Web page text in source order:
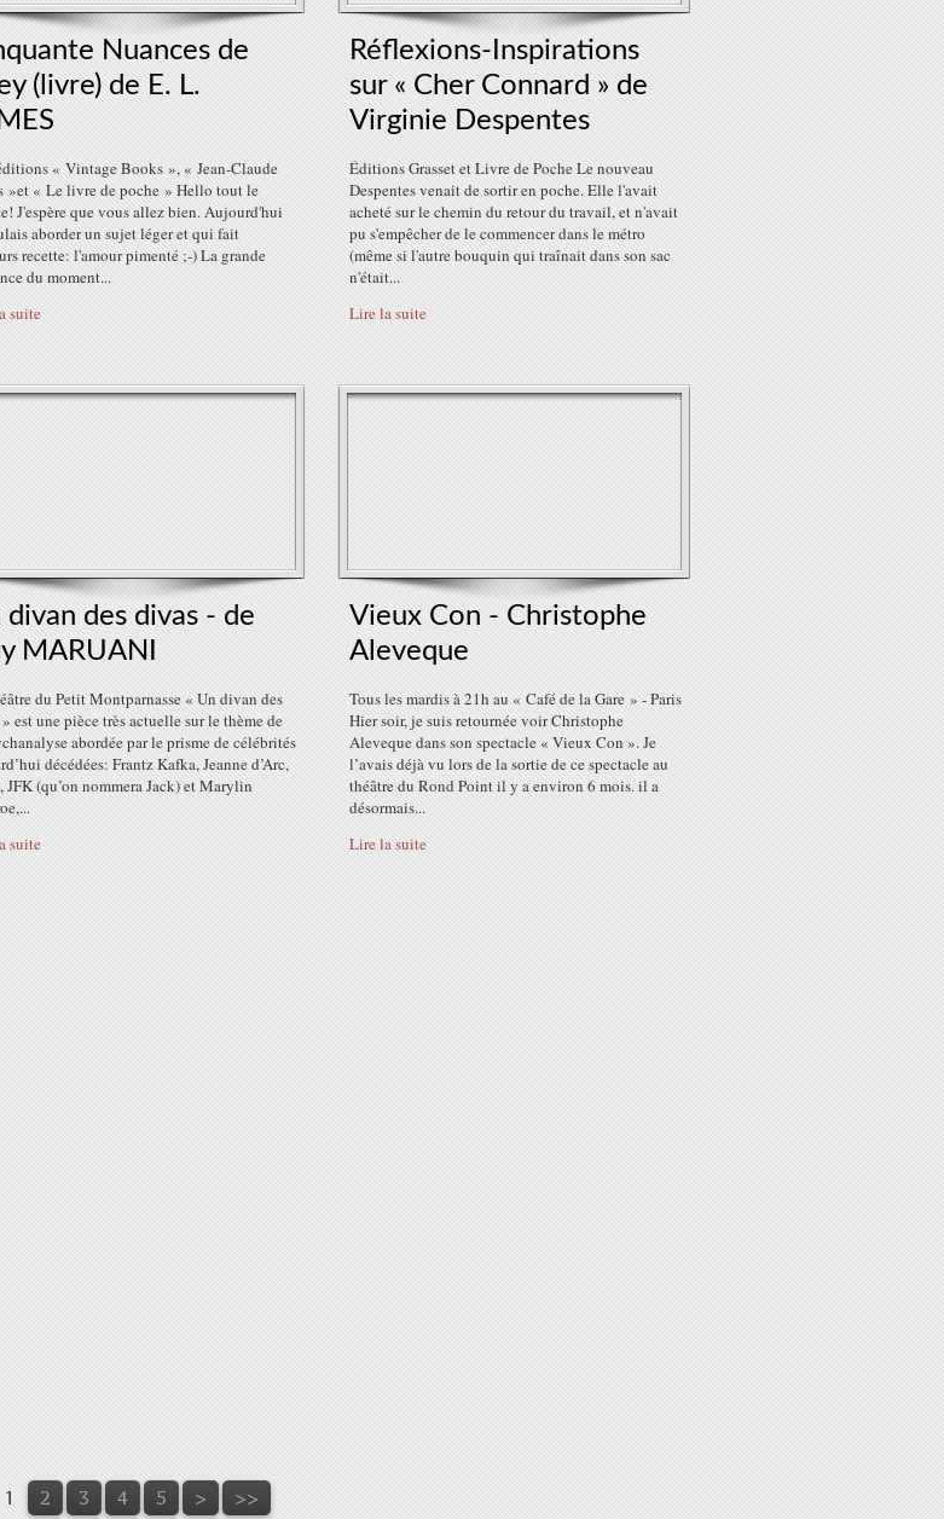
Nuances de
(livre) de E. L.
« Vintage Books », « Jean-Claude
»et « Le livre de poche » Hello tout le
J'espère que vous allez bien. Aujourd'hui
aborder un sujet léger et qui fait
recette: l'amour pimenté ;-) La grande
du moment...
suite
Réflexions-Inspirations
sur « Cher Connard » de
Virginie Despentes
Éditions Grasset et Livre de Poche Le nouveau
Despentes venait de sortir en poche. Elle l'avait
acheté sur le chemin du retour du travail, et n'avait
pu s'empêcher de le commencer dans le métro
(même si l'autre bouquin qui traînait dans son sac
n'était...
Lire la suite
divan des divas - de
MARUANI
du Petit Montparnasse « Un divan des
est une pièce très actuelle sur le thème de
abordée par le prisme de célébrités
décédées: Frantz Kafka, Jeanne d’Arc,
JFK (qu’on nommera Jack) et Marylin
suite
Vieux Con - Christophe
Aleveque
Tous les mardis à 21h au « Café de la Gare » - Paris
Hier soir, je suis retournée voir Christophe
Aleveque dans son spectacle « Vieux Con ». Je
l’avais déjà vu lors de la sortie de ce spectacle au
théâtre du Rond Point il y a environ 6 mois. il a
désormais...
Lire la suite
1 2 3 4 5 > >>